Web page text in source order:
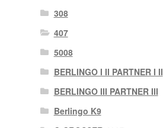
308
407
5008
BERLINGO I II PARTNER I II
BERLINGO III PARTNER III
Berlingo K9